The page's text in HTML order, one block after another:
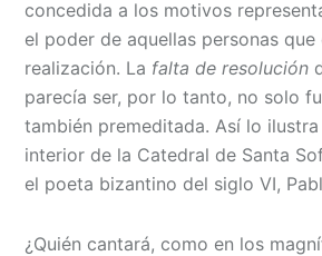
concedida a los motivos
el poder de aquellas personas que
realización. La falta de resolución
parecía ser, por lo tanto, no solo
también premeditada. Así lo
interior de la Catedral de Santa
el poeta bizantino del siglo VI,
¿Quién cantará, como en los